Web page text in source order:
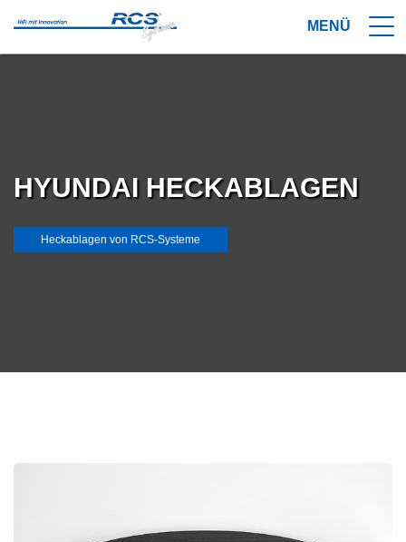
HYUNDAI HECKABLAGEN
Heckablagen von RCS-Systeme